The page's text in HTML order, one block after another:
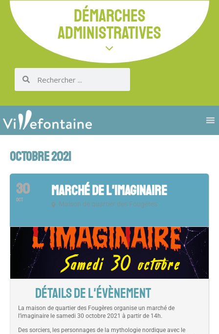
DÉMARCHES
ADMINISTRATIVES
OCTOBRE 2021
30
OCT
MARCHÉ DE L'IMAGINAIRE
Maison de quartier des Fougères
DÉTAILS DE L'ÉVÈNEMENT
La maison de quartier des Fougères organise un marché de
l’imaginaire le samedi 30 octobre 2021 à partir de 14h.
Des sorciers, les personnages de la mythologie nordique avec le